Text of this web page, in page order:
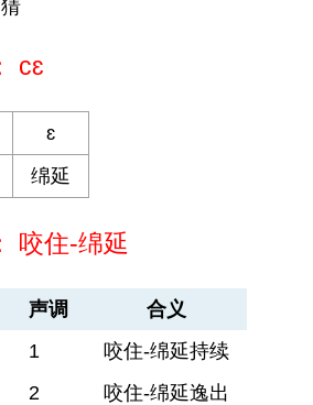
cɛ
ɛ
绵延
咬住-绵延
声调
合义
1
咬住-绵延持续
2
咬住-绵延逸出